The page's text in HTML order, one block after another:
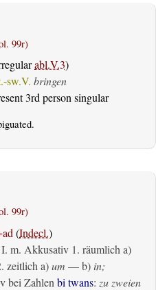
99r)
abl.V.3)
sw.V. bringen
3rd person singular
99r)
(Indecl.)
I. m. Akkusativ 1. räumlich a)
zeitlich a)um — b) in;
bei Zahlen bi twans: zu zweien